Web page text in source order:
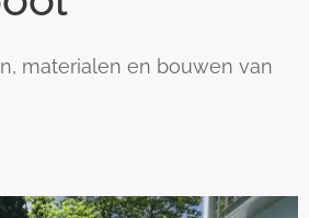
materialen en bouwen van